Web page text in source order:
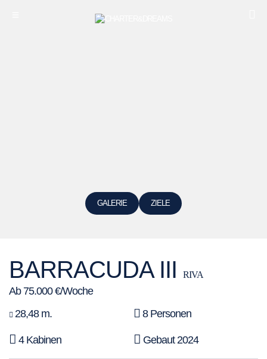
GALERIE ZIELE
BARRACUDA III RIVA
Ab 75.000 €/Woche
28,48 m.
8 Personen
4 Kabinen Gebaut 2024